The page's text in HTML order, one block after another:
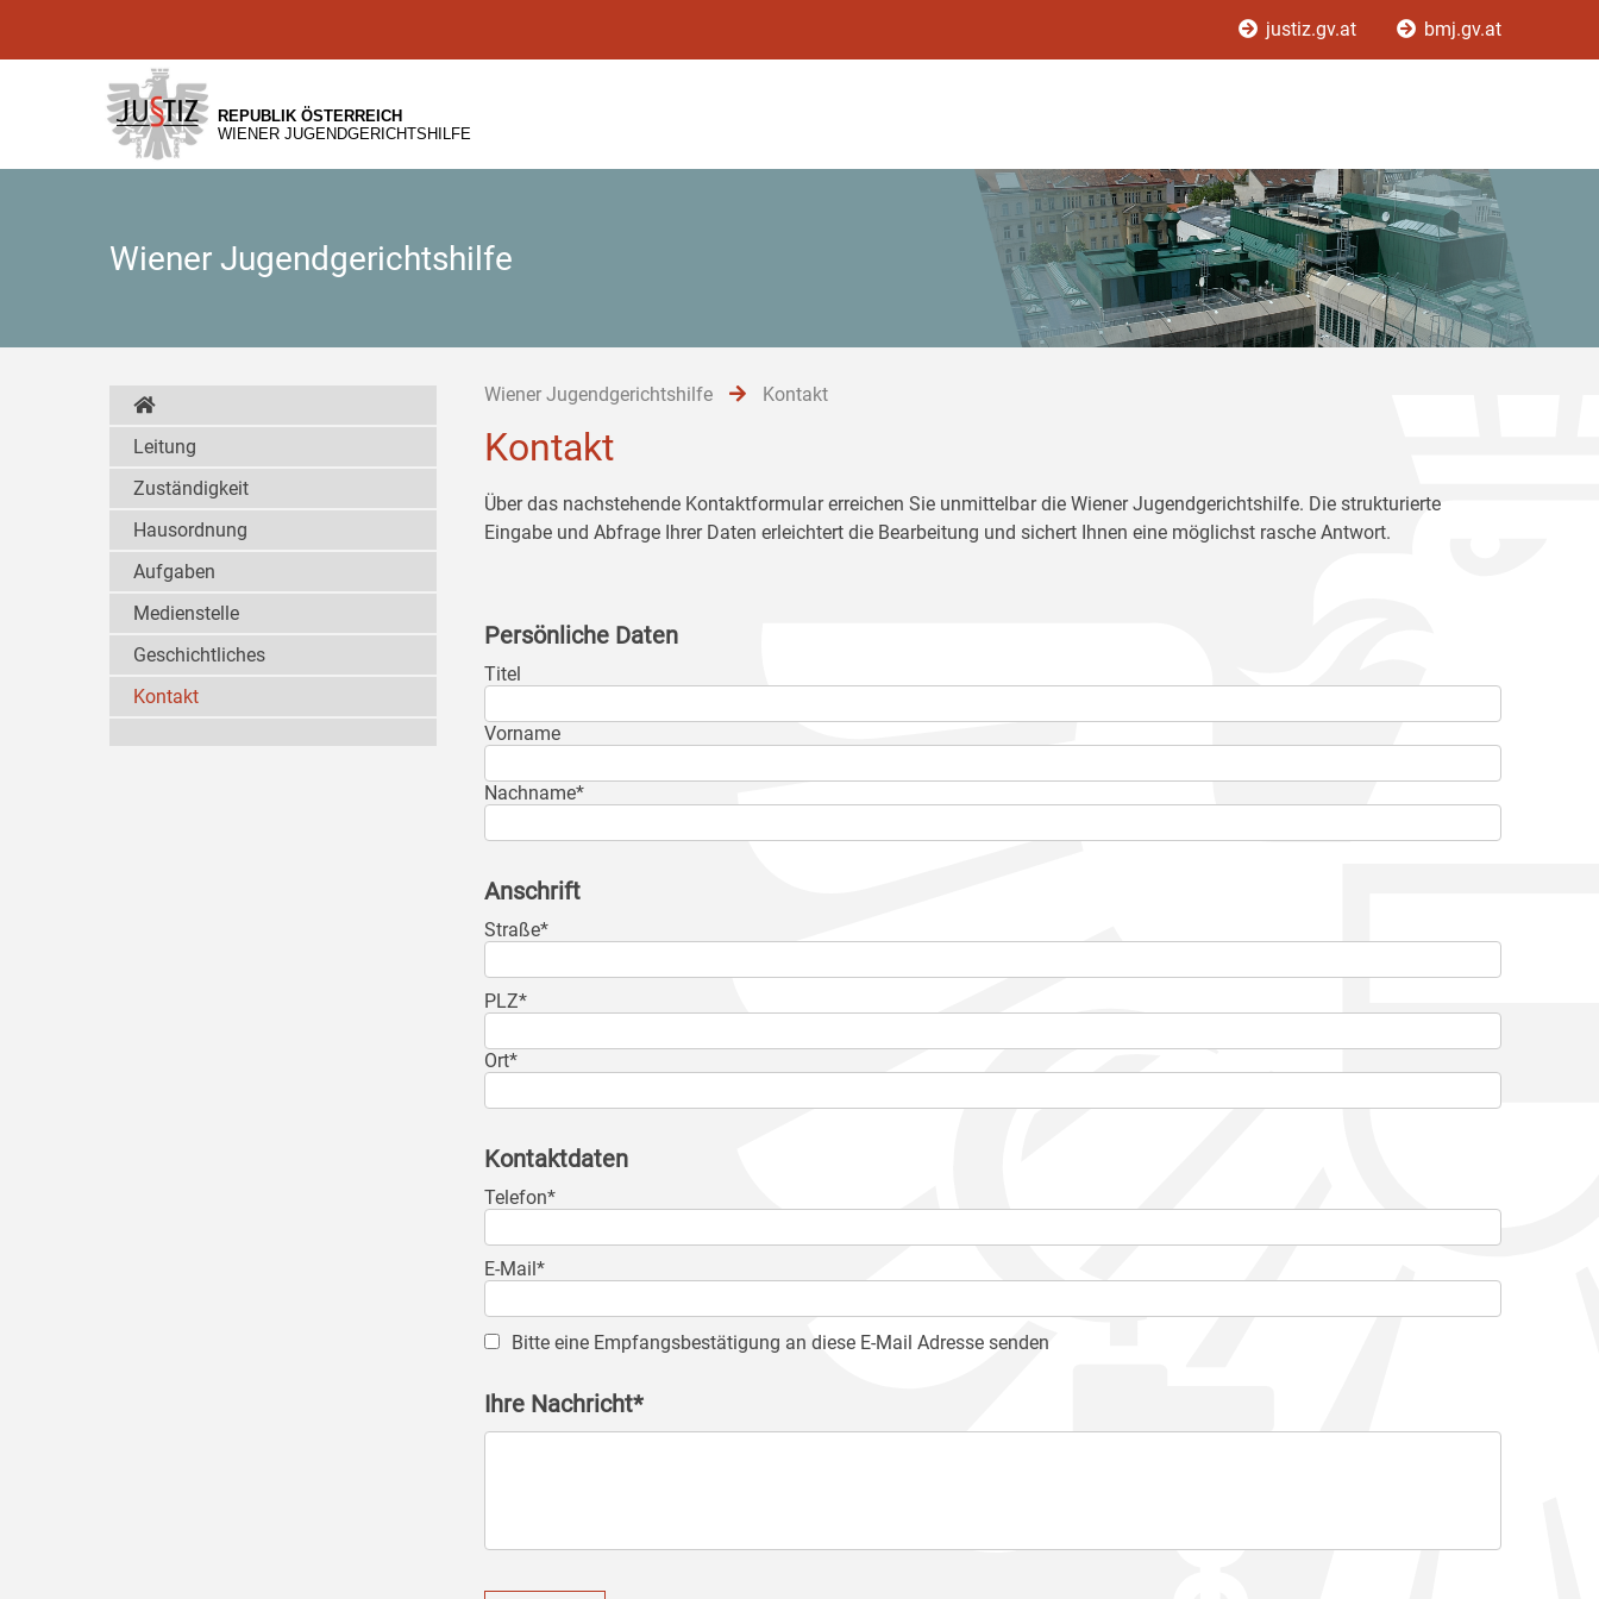
[1]
[2]
[3]
justiz.gv.at bmj.gv.at
REPUBLIK ÖSTERREICH
WIENER JUGENDGERICHTSHILFE
Wiener Jugendgerichtshilfe
Wiener Jugendgerichtshilfe Kontakt
Kontakt
Über das nachstehende Kontaktformular erreichen Sie unmittelbar die Wiener Jugendgerichtshilfe. Die strukturierte
Eingabe und Abfrage Ihrer Daten erleichtert die Bearbeitung und sichert Ihnen eine möglichst rasche Antwort.
Persönliche Daten
Titel
Vorname
Nachname*
Anschrift
Straße*
PLZ*
Ort*
Kontaktdaten
Telefon*
E-Mail*
Bitte eine Empfangsbestätigung an diese E-Mail Adresse senden
Ihre Nachricht*
Leitung
Zuständigkeit
Hausordnung
Aufgaben
Medienstelle
Geschichtliches
Kontakt